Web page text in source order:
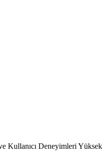
Kullanıcı Deneyimleri Yüksek